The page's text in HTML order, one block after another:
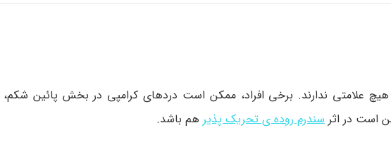
هیچ علامتی ندارند. برخی افراد، ممکن است دردهای کرامپی در بخش پائین
است در اثر سندرم روده ی تحریک پذیر هم باشد.